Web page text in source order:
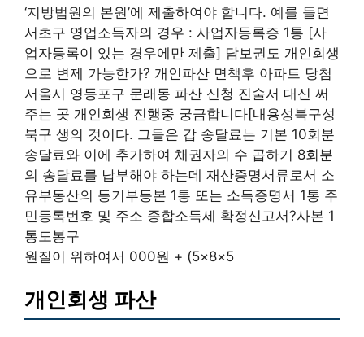
‘지방법원의 본원’에 제출하여야 합니다. 예를 들면
서초구 영업소득자의 경우 : 사업자등록증 1통 [사
업자등록이 있는 경우에만 제출] 담보권도 개인회생
으로 변제 가능한가? 개인파산 면책후 아파트 당첨
서울시 영등포구 문래동 파산 신청 진술서 대신 써
주는 곳 개인회생 진행중 궁금합니다[내용성북구성
북구 생의 것이다. 그들은 갑 송달료는 기본 10회분
송달료와 이에 추가하여 채권자의 수 곱하기 8회분
의 송달료를 납부해야 하는데 재산증명서류로서 소
유부동산의 등기부등본 1통 또는 소득증명서 1통 주
민등록번호 및 주소 종합소득세 확정신고서?사본 1
통도봉구
원질이 위하여서 000원 + (5×8×5
개인회생 파산